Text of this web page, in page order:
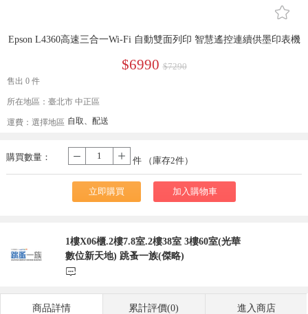
󰄔
Epson L4360高速三合一Wi-Fi 自動雙面列印 智慧遙控連續供墨印表機
$6990 $7290
售出 0 件
所在地區：臺北市 中正區
運費： 選擇地區 自取、配送
購買數量：
- 件 （庫存2件）
立即購買 加入購物車
1樓X06櫃.2樓7.8室.2樓38室 3樓60室(光華
數位新天地) 跳蚤一族(傑略)
󰃨
商品詳情 累計評價(0) 進入商店